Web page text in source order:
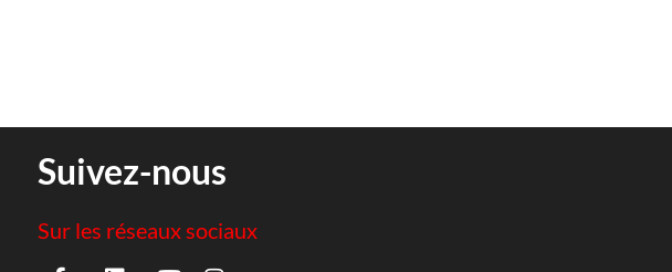
Suivez-nous
Sur les réseaux sociaux